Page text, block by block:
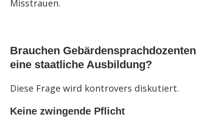
Misstrauen.
Brauchen Gebärdensprachdozenten
eine staatliche Ausbildung?
Diese Frage wird kontrovers diskutiert.
Keine zwingende Pflicht